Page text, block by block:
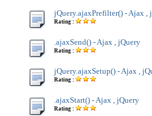
jQuery.ajaxPrefilter() - Ajax ,
Rating :
.ajaxSend() - Ajax , jQuery
Rating :
jQuery.ajaxSetup() - Ajax ,
Rating :
.ajaxStart() - Ajax , jQuery
Rating :